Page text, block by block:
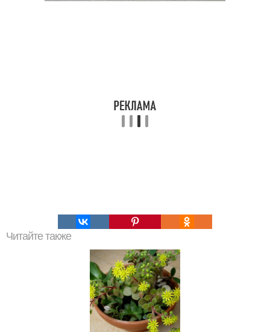
Читайте также